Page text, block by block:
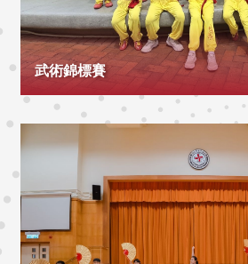
武術錦標賽